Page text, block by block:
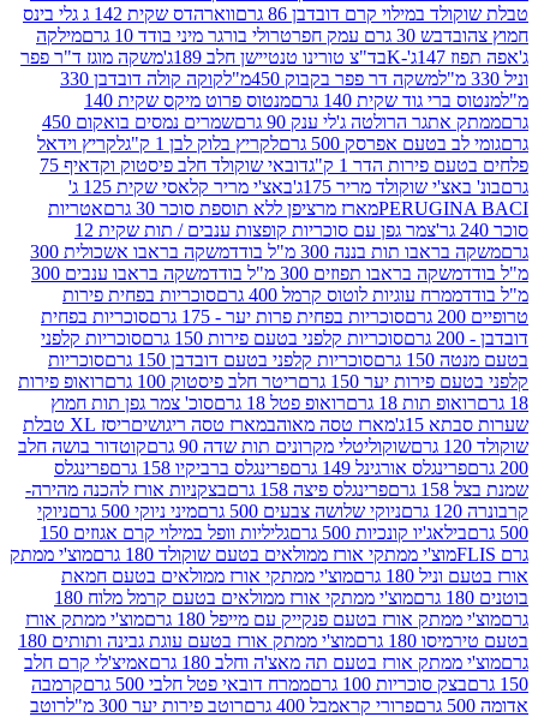
קרם דובדבן 86 גרם
ווארהדס שקית 142 ג גלי בינס
דבש 30 גרם עמק חפר
טרולי בורגר מיני בודד 10 גרם
מילקה
בד"צ טורינו טנטיישן חלב 189ג'
משקה מוגז ד"ר פפר
משקה דר פפר בקבוק 450מ"ל
קוקה קולה דובדבן 330
גוד שקית 140 גרם
מנטוס פרוט מיקס שקית 140
הרולטה ג'לי ענק 90 גרם
שמרים נמסים בואקום 450
אפרסק 500 גרם
לקריץ בלוק לבן 1 ק"ג
לקריץ וידאל
הדר 1 ק"ג
דובאי שוקולד חלב פיסטוק וקדאיף 75
שוקולד מריר 175ג'
באצ'י מריר קלאסי שקית 125 ג'
מארז מרציפן ללא תוספת סוכר 30 גרם
אטריות
צמר גפן עם סוכריות קופצות ענבים / תות שקית 12
תות בננה 300 מ"ל בודד
משקה בראבו אשכולית 300
בראבו תפוזים 300 מ"ל בודד
משקה בראבו ענבים 300
עוגיות לוטוס קרמל 400 גרם
סוכריות בפחית פירות
סוכריות בפחית פרות יער - 175 גרם
סוכריות בפחית
סוכריות קלפני בטעם פירות 150 גרם
סוכריות קלפני
סוכריות קלפני בטעם דובדבן 150 גרם
סוכריות
יער 150 גרם
ריטר חלב פיסטוק 100 גרם
רואופ פירות
תות 18 גרם
רואופ פטל 18 גרם
סוכ' צמר גפן תות חמוץ
מארז טסה מאוהב מארז טסה ריגושים
ריסז XL טבלת
שוקוליטלי מקרונים תות שדה 90 גרם
קוטדור בושה חלב
אורגינל 149 גרם
פרינגלס ברביקיו 158 גרם
פרינגלס
פרינגלס פיצה 158 גרם
בצקניות אורז להכנה מהירה-
ניוקי שלושה צבעים 500 גרם
מיני ניוקי 500 גרם
ניוקי
קונכיות 500 גרם
גליליות וופל במילוי קרם אגוזים 150
ממתקי אורז ממולאים בטעם שוקולד 180 גרם
מוצ'י ממתק
גרם
מוצ'י ממתקי אורז ממולאים בטעם חמאת
מוצ'י ממתקי אורז ממולאים בטעם קרמל מלוח 180
אורז בטעם פנקייק עם מייפל 180 גרם
מוצ'י ממתק אורז
גרם
מוצ'י ממתק אורז בטעם עוגת גבינה ותותים 180
אורז בטעם תה מאצ'ה וחלב 180 גרם
אמיצ'לי קרם חלב
סוכריות 100 גרם
ממרח דובאי פטל חלבי 500 גרם
קרמבה
פרורי קראמבל 400 גרם
רוטב פירות יער 300 מ"ל
רוטב